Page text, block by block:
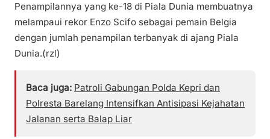
Penampilannya yang ke-18 di Piala Dunia membuatnya
melampaui rekor Enzo Scifo sebagai pemain Belgia
dengan jumlah penampilan terbanyak di ajang Piala
Dunia.(rzl)
Baca juga: Patroli Gabungan Polda Kepri dan
Polresta Barelang Intensifkan Antisipasi Kejahatan
Jalanan serta Balap Liar